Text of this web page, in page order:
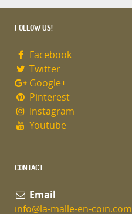
FOLLOW US!
Facebook
Twitter
Google+
Pinterest
Instagram
Youtube
CONTACT
Email
info@la-malle-en-coin.com